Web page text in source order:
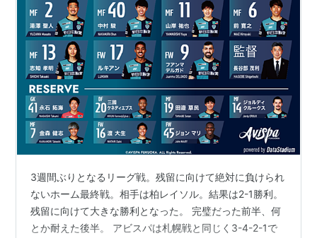
3週間ぶりとなるリーグ戦。残留に向けて絶対に負けられ
ないホーム最終戦。相手は柏レイソル。結果は2-1勝利。
残留に向けて大きな勝利となった。 完璧だった前半、何
とか耐えた後半。 アビスパは札幌戦と同じく3-4-2-1で